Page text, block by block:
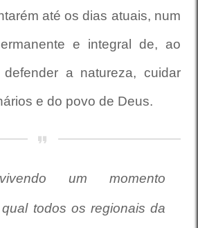
até os dias atuais, num
e integral de, ao
defender a natureza, cuidar
e do povo de Deus.
um momento
todos os regionais da